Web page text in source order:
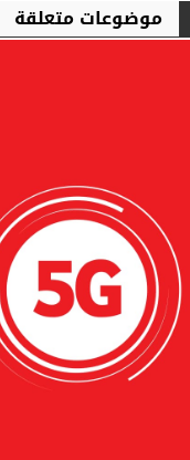
موضوعات متعلقة